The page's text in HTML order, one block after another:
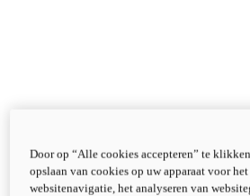
Door op “Alle cookies accepteren” te
opslaan van cookies op uw apparaat voor
websitenavigatie, het analyseren van